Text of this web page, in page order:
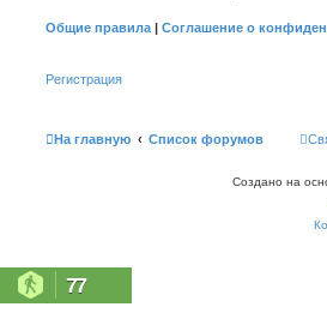
Общие правила | Соглашение о
Регистрация
На главную Список форумов
Создано на
77